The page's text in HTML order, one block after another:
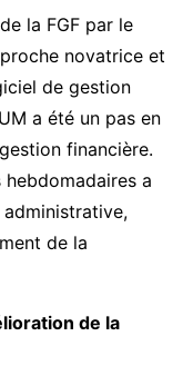
la FGF par le
novatrice et
de gestion
a été un pas en
financière.
hebdomadaires a
de la
de la